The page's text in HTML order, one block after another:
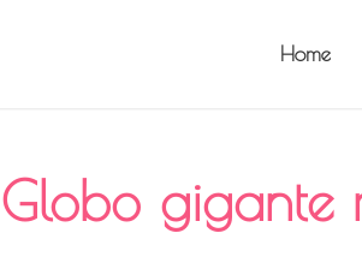
Home
Globo gigante